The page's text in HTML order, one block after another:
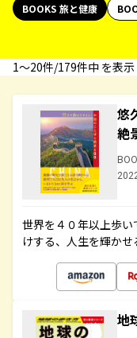
BOOKS 旅と健康
1〜20件/179件中 を表示
悠
絶
世界を４０年以上歩
けする、人生を輝か
地